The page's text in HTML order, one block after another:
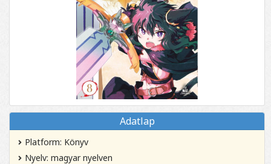
Adatlap
Platform: Könyv
Nyelv: magyar nyelven